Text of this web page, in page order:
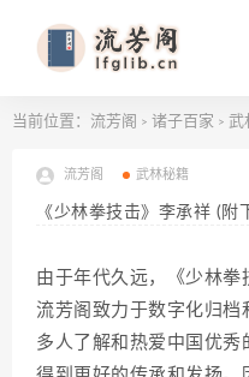
当前位置： 流芳阁 > 诸子百家 > 武
流芳阁 武林秘籍
《少林拳技击》李承祥 (附
由于年代久远，《少林拳
流芳阁致力于数字化归档
多人了解和热爱中国优